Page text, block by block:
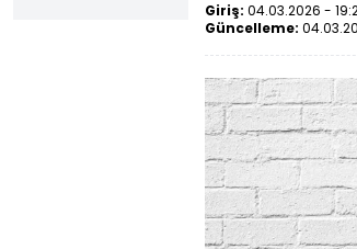
Giriş: 04.03.2026 -
Güncelleme: